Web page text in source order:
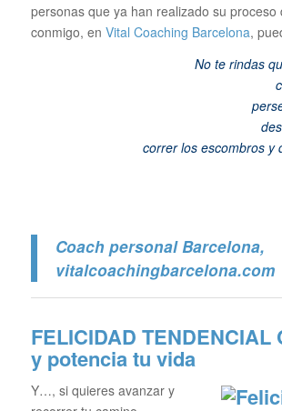
personas que ya han realizado su proceso
conmigo, en Vital Coaching Barcelona,
No te rindas
correr los escombros y
Coach personal Barcelona,
vitalcoachingbarcelona.com
FELICIDAD TENDENCIAL
y potencia tu vida
Y…, si quieres avanzar y